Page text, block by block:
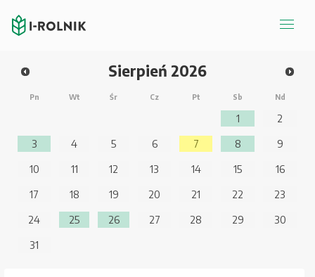
Sierpień 2026
Pn Wt Śr Cz Pt Sb Nd
1
2
3
4 5 6 7 8
9
10
11 12 13 14 15
16
17
18 19 20 21 22
23
24
25 26 27 28 29
30
31